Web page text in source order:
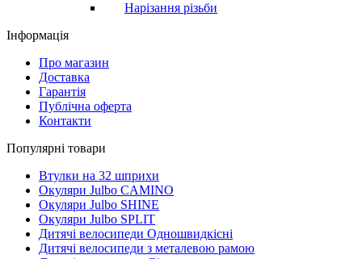
Нарізання різьби
Інформація
Про магазин
Доставка
Гарантія
Публічна оферта
Контакти
Популярні товари
Втулки на 32 шприхи
Окуляри Julbo CAMINO
Окуляри Julbo SHINE
Окуляри Julbo SPLIT
Дитячі велосипеди Одношвидкісні
Дитячі велосипеди з металевою рамою